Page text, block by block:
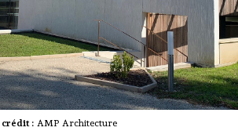
crédit : AMP Architecture